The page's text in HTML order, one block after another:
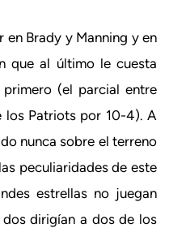
en Brady y Manning y en
que al último le cuesta
(el parcial entre
los Patriots por 10-4). A
nunca sobre el terreno
peculiaridades de este
estrellas no juegan
dirigían a dos de los